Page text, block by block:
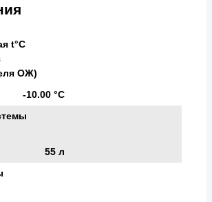
t°С
ОЖ)
-10.00 °С
55 л